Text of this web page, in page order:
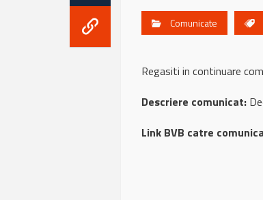
Comunicate
Regasiti in continuare
Descriere comunicat:
Link BVB catre